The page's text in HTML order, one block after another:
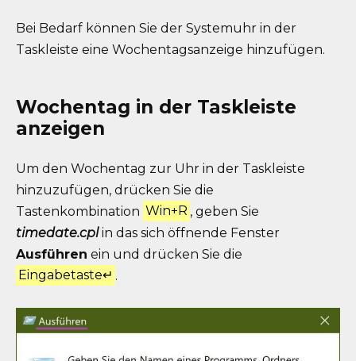
Bei Bedarf können Sie der Systemuhr in der
Taskleiste eine Wochentagsanzeige hinzufügen.
Wochentag in der Taskleiste
anzeigen
Um den Wochentag zur Uhr in der Taskleiste
hinzuzufügen, drücken Sie die
Tastenkombination Win+R , geben Sie
timedate.cplin das sich öffnende Fenster
Ausführen ein und drücken Sie die
Eingabetaste↵ .